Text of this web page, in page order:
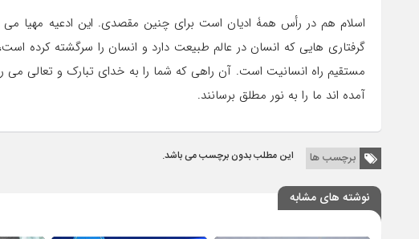
اسلام هم در رأس همۀ ادیان است برای چنین مقصدی. این ادعیه مهیا می
گرفتاری هایی که انسان در عالم طبیعت دارد و انسان را سرگشته کرده
مستقیم راه انسانیت است. آن راهی که شما را به خدای تبارک و تعالی می
آمده اند ما را به نور مطلق برسانند.
برچسب ها این مطلب بدون برچسب می باشد.
نوشته های مشابه